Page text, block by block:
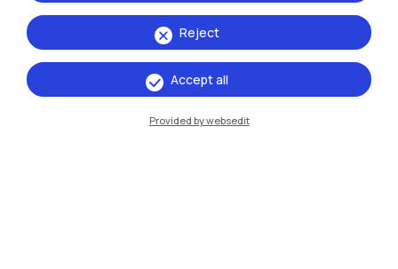
Piacenza
Xi'an
Naviga il sito
Reject
Accept all
Provided by websedit